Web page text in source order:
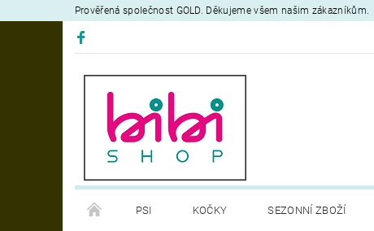
Prověřená společnost GOLD. Děkujeme všem našim zákazníkům.
PSI KOČKY SEZONNÍ ZBOŽÍ